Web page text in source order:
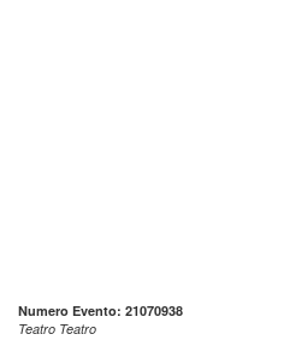
Numero Evento: 21070938
Teatro Teatro